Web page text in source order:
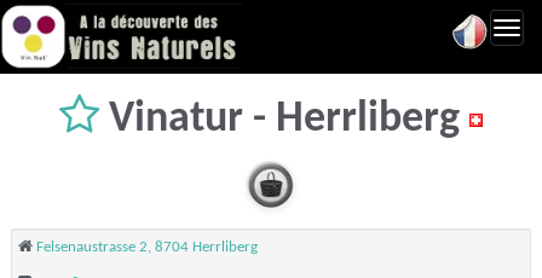
Vinatur - Herrliberg
Felsenaustrasse 2, 8704 Herrliberg